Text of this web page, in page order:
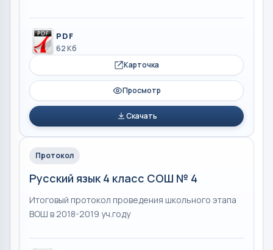
PDF
62 Кб
Карточка
Просмотр
Скачать
Протокол
Русский язык 4 класс СОШ № 4
Итоговый протокол проведения школьного этапа
ВОШ в 2018-2019 уч.году